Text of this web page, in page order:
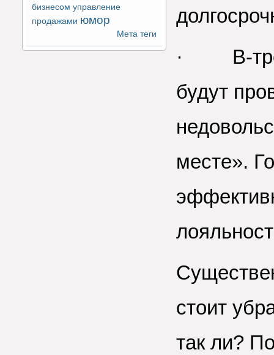
бизнесом управление
продажами юмор
Мета теги
· В-
будут
месте».
стоит
так ли?